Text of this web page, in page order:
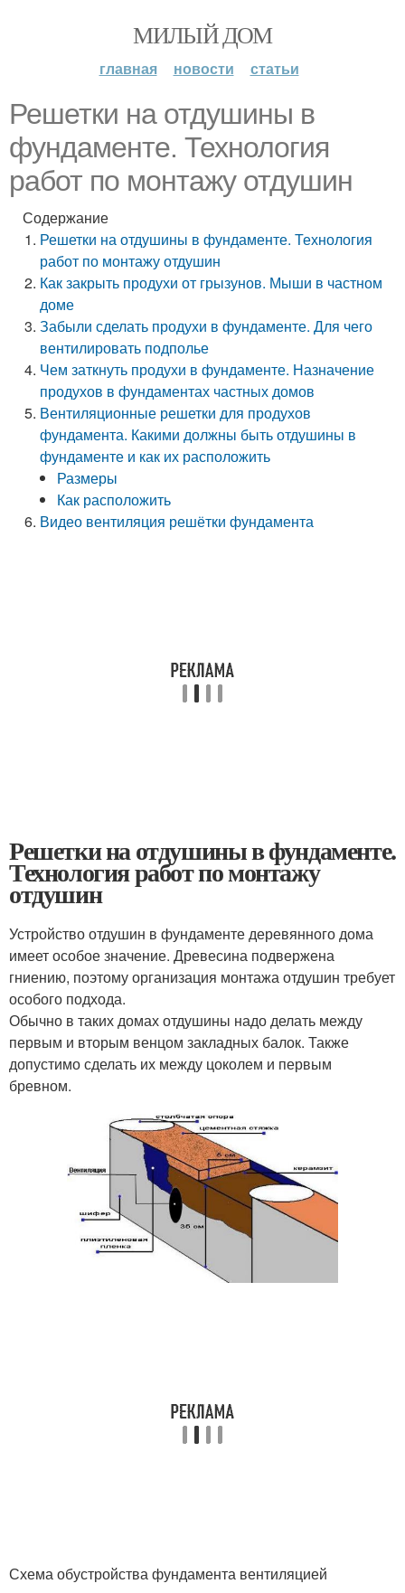
МИЛЫЙ ДОМ
главная новости статьи
Решетки на отдушины в
фундаменте. Технология
работ по монтажу отдушин
Содержание
Решетки на отдушины в фундаменте. Технология
работ по монтажу отдушин
Как закрыть продухи от грызунов. Мыши в частном
доме
Забыли сделать продухи в фундаменте. Для чего
вентилировать подполье
Чем заткнуть продухи в фундаменте. Назначение
продухов в фундаментах частных домов
Вентиляционные решетки для продухов
фундамента. Какими должны быть отдушины в
фундаменте и как их расположить
Размеры
Как расположить
Видео вентиляция решётки фундамента
Решетки на отдушины в фундаменте.
Технология работ по монтажу
отдушин
Устройство отдушин в фундаменте деревянного дома
имеет особое значение. Древесина подвержена
гниению, поэтому организация монтажа отдушин требует
особого подхода.
Обычно в таких домах отдушины надо делать между
первым и вторым венцом закладных балок. Также
допустимо сделать их между цоколем и первым
бревном.
Схема обустройства фундамента вентиляцией